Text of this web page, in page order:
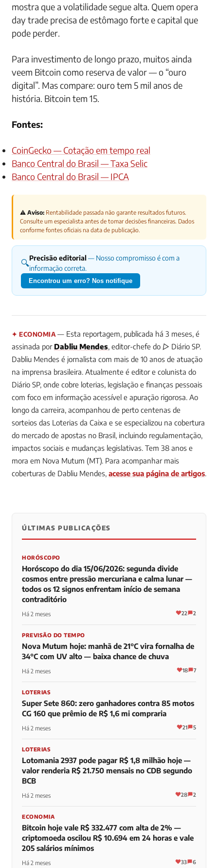
mostra que a volatilidade segue alta. Quem opera
day trade precisa de estômago forte e capital que
pode perder.
Para investimento de longo prazo, muitos ainda
veem Bitcoin como reserva de valor — o “ouro
digital”. Mas compare: ouro tem 5 mil anos de
história. Bitcoin tem 15.
Fontes:
CoinGecko — Cotação em tempo real
Banco Central do Brasil — Taxa Selic
Banco Central do Brasil — IPCA
⚠️ Aviso: Rentabilidade passada não garante resultados futuros.
Consulte um especialista antes de tomar decisões financeiras. Dados
conforme fontes oficiais na data de publicação.
🔍Precisão editorial — Nosso compromisso é com a
informação correta.
Encontrou um erro? Nos notifique
✦ ECONOMIA — Esta reportagem, publicada há 3 meses, é
assinada por Dabliu Mendes, editor-chefe do ▷ Diário SP.
Dabliu Mendes é jornalista com mais de 10 anos de atuação
na imprensa brasileira. Atualmente é editor e colunista do
Diário SP, onde cobre loterias, legislação e finanças pessoais
com foco em informação acessível e apuração rigorosa. Ao
longo da carreira, acompanhou de perto centenas de
sorteios das Loterias da Caixa e se especializou na cobertura
do mercado de apostas no Brasil, incluindo regulamentação,
impactos sociais e mudanças legislativas. Tem 38 anos e
mora em Nova Mutum (MT). Para acompanhar mais
coberturas de Dabliu Mendes, acesse sua página de artigos.
0 0 0
ÚLTIMAS PUBLICAÇÕES
HORÓSCOPO
Horóscopo do dia 15/06/2026: segunda divide
cosmos entre pressão mercuriana e calma lunar —
todos os 12 signos enfrentam início de semana
contraditório
Há 2 meses 22 2
PREVISÃO DO TEMPO
Nova Mutum hoje: manhã de 21°C vira fornalha de
34°C com UV alto — baixa chance de chuva
Há 2 meses 18 7
LOTERIAS
Super Sete 860: zero ganhadores contra 85 motos
CG 160 que prêmio de R$ 1,6 mi compraria
Há 2 meses 21 5
LOTERIAS
Lotomania 2937 pode pagar R$ 1,8 milhão hoje —
valor renderia R$ 21.750 mensais no CDB segundo
BCB
Há 2 meses 28 2
ECONOMIA
Bitcoin hoje vale R$ 332.477 com alta de 2% —
criptomoeda oscilou R$ 10.694 em 24 horas e vale
205 salários mínimos
Há 2 meses 33 6